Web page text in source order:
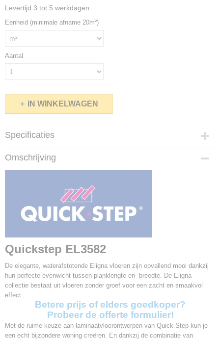
Levertijd 3 tot 5 werkdagen
Eenheid (minimale afname 20m²)
Aantal
IN WINKELWAGEN
Specificaties
Productcode
1,72 m2
Aantal planken per pak
Garantie
25 jaar
V-groef
Gebruiksklasse
32
Slijtageklasse
Klik systeem
Uniclic
Omschrijving
Quickstep EL3582
De elegante, waterafstotende Eligna vloeren zijn opvallend mooi dankzij
hun perfecte evenwicht tussen planklengte en -breedte. De Eligna
collectie bestaat uit vloeren zonder groef voor een zacht en smaakvol
effect.
Betere prijs of elders goedkoper?
Probeer de offerte formulier!
Met de ruime keuze aan laminaatvloerontwerpen van Quick-Step kun je
een echt bijzondere woning creëren. En dankzij de combinatie van